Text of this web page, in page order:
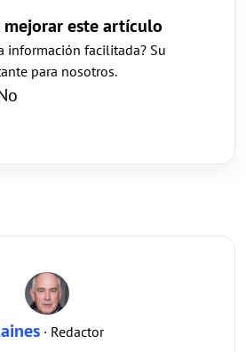
mejorar este artículo
información facilitada? Su
para nosotros.
· Redactor